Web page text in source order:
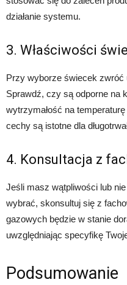
działanie systemu.
3. Właściwości
Przy wyborze świecek zwróć
Sprawdź, czy są odporne na
wytrzymałość na
cechy są istotne dla
4. Konsultacja z
Jeśli masz wątpliwości lub
wybrać, skonsultuj się z
gazowych będzie w stanie
uwzględniając specyfikę
Podsumowanie